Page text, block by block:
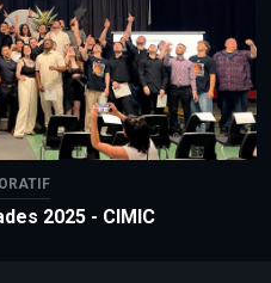
2025 - CIMIC